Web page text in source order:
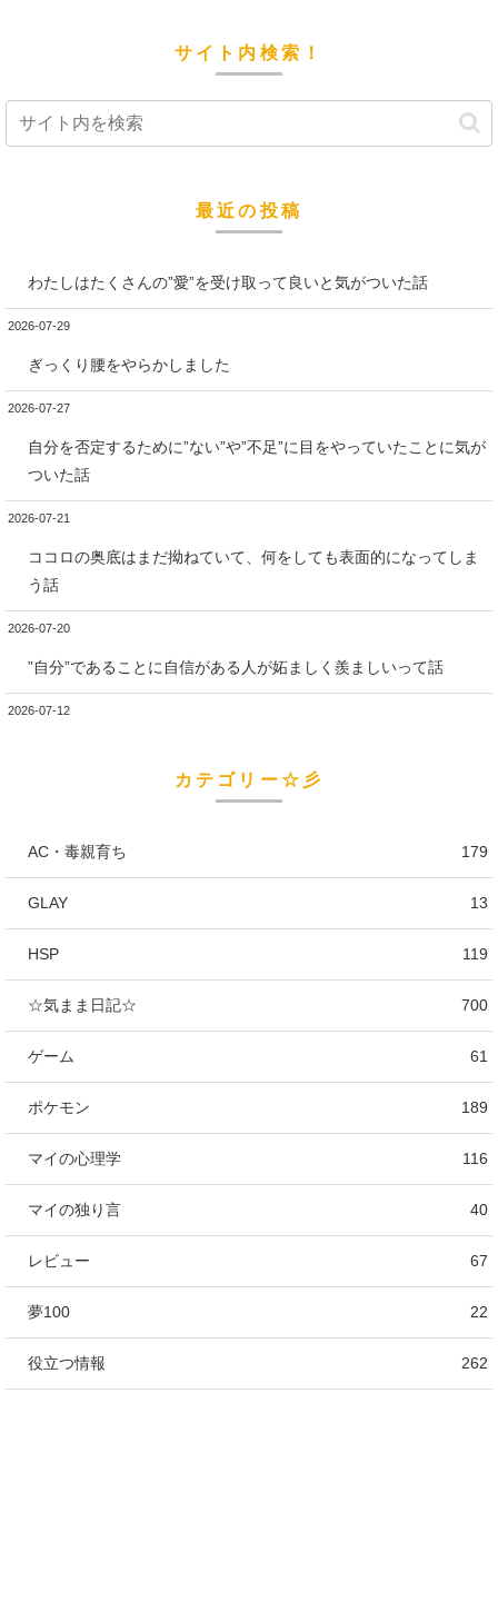
サイト内検索！
最近の投稿
わたしはたくさんの”愛”を受け取って良いと気がついた話
2026-07-29
ぎっくり腰をやらかしました
2026-07-27
自分を否定するために”ない”や”不足”に目をやっていたことに気が
ついた話
2026-07-21
ココロの奥底はまだ拗ねていて、何をしても表面的になってしま
う話
2026-07-20
”自分”であることに自信がある人が妬ましく羨ましいって話
2026-07-12
カテゴリー☆彡
AC・毒親育ち 179
GLAY 13
HSP 119
☆気まま日記☆ 700
ゲーム 61
ポケモン 189
マイの心理学 116
マイの独り言 40
レビュー 67
夢100 22
役立つ情報 262